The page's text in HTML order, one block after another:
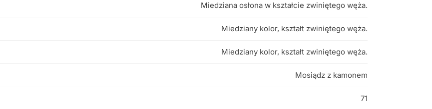
Miedziana osłona w kształcie zwiniętego węża.
Miedziany kolor, kształt zwiniętego węża.
Miedziany kolor, kształt zwiniętego węża.
Mosiądz z kamonem
71